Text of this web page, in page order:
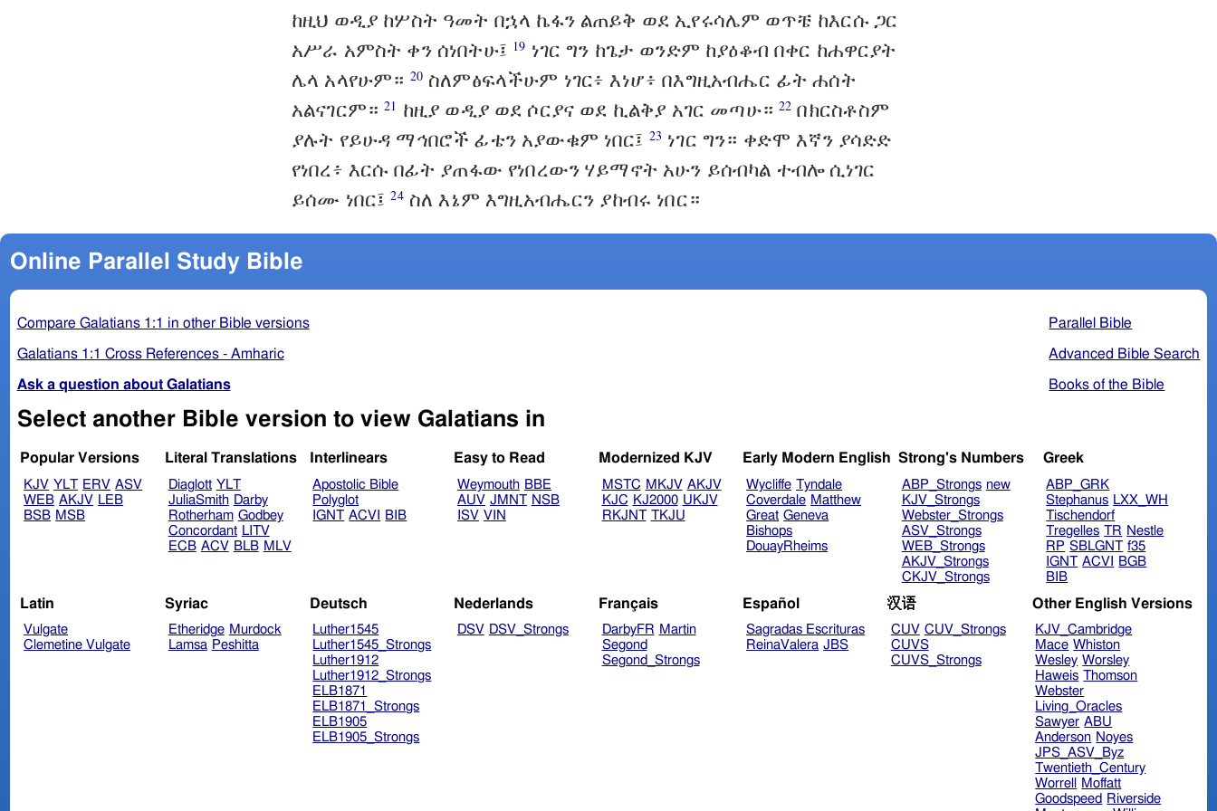
ከዚህ ወዲያ ከሦስት ዓመት በኋላ ኬፋን ልጠይቅ ወደ ኢየሩሳሌም ወጥቼ ከእርሱ ጋር
አሥራ አምስት ቀን ሰነበትሁ፤ 19 ነገር ግን ከጌታ ወንድም ከያዕቆብ በቀር ከሐዋርያት
ሌላ አላየሁም። 20ስለምፅፍላችሁም ነገር፥ እነሆ፥ በእግዚአብሔር ፊት ሐሰት
አልናገርም።21 ከዚያ ወዲያ ወደ ሶርያና ወደ ኪልቅያ አገር መጣሁ።22 በክርስቶስም
ያሉት የይሁዳ ማኅበሮች ፊቴን አያውቁም ነበር፤ 23 ነገር ግን። ቀድሞ እኛን ያሳድድ
የነበረ፥ እርሱ በፊት ያጠፋው የነበረውን ሃይማኖት አሁን ይሰብካል ተብሎ ሲነገር
ይሰሙ ነበር፤24ስለ እኔም እግዚአብሔርን ያከብሩ ነበር።
Online Parallel Study Bible
Parallel Bible
Advanced Bible Search
Books of the Bible
Compare Galatians 1:1 in other Bible versions
Galatians 1:1 Cross References - Amharic
Ask a question about Galatians
Select another Bible version to view Galatians in
Popular Versions
KJV YLT ERV ASV
WEB AKJV LEB
BSB MSB
Literal Translations
Diaglott YLT
JuliaSmith Darby
Rotherham Godbey
Concordant LITV
ECB ACV BLB MLV
Interlinears
Apostolic Bible
Polyglot
IGNT ACVI BIB
Easy to Read
Weymouth BBE
AUV JMNT NSB
ISV VIN
Modernized KJV
MSTC MKJV AKJV
KJC KJ2000 UKJV
RKJNT TKJU
Early Modern English
Wycliffe Tyndale
Coverdale Matthew
Great Geneva
Bishops
DouayRheims
Strong's Numbers
ABP_Strongs new
KJV_Strongs
Webster_Strongs
ASV_Strongs
WEB_Strongs
AKJV_Strongs
CKJV_Strongs
Greek
ABP_GRK
Stephanus LXX_WH
Tischendorf
Tregelles TR Nestle
RP SBLGNT f35
IGNT ACVI
BGB
BIB
Latin
Vulgate
Clemetine Vulgate
Syriac
Etheridge Murdock
Lamsa Peshitta
Deutsch
Luther1545
Luther1545_Strongs
Luther1912
Luther1912_Strongs
ELB1871
ELB1871_Strongs
ELB1905
ELB1905_Strongs
Nederlands
DSV DSV_Strongs
Français
DarbyFR Martin
Segond
Segond_Strongs
Español
Sagradas Escrituras
ReinaValera JBS
汉语
CUV CUV_Strongs
CUVS
CUVS_Strongs
Other English Versions
KJV_Cambridge
Mace Whiston
Wesley Worsley
Haweis Thomson
Webster
Living_Oracles
Sawyer ABU
Anderson Noyes
JPS_ASV_Byz
Twentieth_Century
Worrell
Moffatt
Goodspeed Riverside